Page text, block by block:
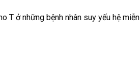
T ở những bệnh nhân suy yếu hệ miễn